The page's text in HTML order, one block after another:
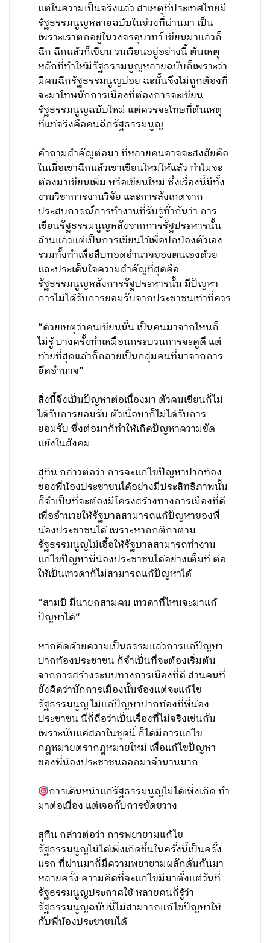
แต่ในความเป็นจริงแล้ว สาเหตุที่ประเทศไทยมี
รัฐธรรมนูญหลายฉบับในช่วงที่ผ่านมา เป็น
เพราะเราตกอยู่ในวงจรอุบาทว์ เขียนมาแล้วก็
ฉีก ฉีกแล้วก็เขียน วนเวียนอยู่อย่างนี้ ต้นเหตุ
หลักที่ทำให้มีรัฐธรรมนูญหลายฉบับก็เพราะว่า
มีคนฉีกรัฐธรรมนูญบ่อย ฉะนั้นจึงไม่ถูกต้องที่
จะมาโทษนักการเมืองที่ต้องการจะเขียน
รัฐธรรมนูญฉบับใหม่ แต่ควรจะโทษที่ต้นเหตุ
ที่แท้จริงคือคนฉีกรัฐธรรมนูญ
คำถามสำคัญต่อมา ที่หลายคนอาจจะสงสัยคือ
ในเมื่อเขาฉีกแล้วเขาเขียนใหม่ให้แล้ว ทำไมจะ
ต้องมาเขียนเพิ่ม หรือเขียนใหม่ ซึ่งเรื่องนี้มีทั้ง
งานวิชาการงานวิจัย และการสังเกตจาก
ประสบการณ์การทำงานที่รับรู้ทั่วกันว่า การ
เขียนรัฐธรรมนูญหลังจากการรัฐประหารนั้น
ล้วนแล้วแต่เป็นการเขียนไว้เพื่อปกป้องตัวเอง
รวมทั้งทำเพื่อสืบทอดอำนาจของตนเองด้วย
และประเด็นใจความสำคัญที่สุดคือ
รัฐธรรมนูญหลังการรัฐประหารนั้น มีปัญหา
การไม่ได้รับการยอมรับจากประชาชนเท่าที่ควร
“ด้วยเหตุว่าคนเขียนนั้น เป็นคนมาจากไหนก็
ไม่รู้ บางครั้งทำเหมือนกระบวนการจะดูดี แต่
ท้ายที่สุดแล้วก็กลายเป็นกลุ่มคนที่มาจากการ
ยึดอำนาจ”
สิ่งนี้จึงเป็นปัญหาต่อเนื่องมา ตัวคนเขียนก็ไม่
ได้รับการยอมรับ ตัวเนื้อหาก็ไม่ได้รับการ
ยอมรับ ซึ่งต่อมาก็ทำให้เกิดปัญหาความขัด
แย้งในสังคม
สุทิน กล่าวต่อว่า การจะแก้ไขปัญหาปากท้อง
ของพี่น้องประชาชนได้อย่างมีประสิทธิภาพนั้น
ก็จำเป็นที่จะต้องมีโครงสร้างทางการเมืองที่ดี
เพื่ออำนวยให้รัฐบาลสามารถแก้ปัญหาของพี่
น้องประชาชนได้ เพราะหากกติกาตาม
รัฐธรรมนูญไม่เอื้อให้รัฐบาลสามารถทำงาน
แก้ไขปัญหาพี่น้องประชาชนได้อย่างเต็มที่ ต่อ
ให้เป็นเทวดาก็ไม่สามารถแก้ปัญหาได้
“สามปี มีนายกสามคน เทวดาที่ไหนจะมาแก้
ปัญหาได้“
หากคิดด้วยความเป็นธรรมแล้วการแก้ปัญหา
ปากท้องประชาชน ก็จำเป็นที่จะต้องเริ่มต้น
จากการสร้างระบบทางการเมืองที่ดี ส่วนคนที่
ยังคิดว่านักการเมืองนั้นจ้องแต่จะแก้ไข
รัฐธรรมนูญ ไม่แก้ปัญหาปากท้องที่พี่น้อง
ประชาชน นี่ก็ถือว่าเป็นเรื่องที่ไม่จริงเช่นกัน
เพราะนับแค่สภาในชุดนี้ ก็ได้มีการแก้ไข
กฎหมายตรากฎหมายใหม่ เพื่อแก้ไขปัญหา
ของพี่น้องประชาชนออกมาจำนวนมาก
การเดินหน้าแก้รัฐธรรมนูญไม่ได้เพิ่งเกิด ทำ
มาต่อเนื่อง แต่เจอกับการขัดขวาง
สุทิน กล่าวต่อว่า การพยายามแก้ไข
รัฐธรรมนูญไม่ได้เพิ่งเกิดขึ้นในครั้งนี้เป็นครั้ง
แรก ที่ผ่านมาก็มีความพยายามผลักดันกันมา
หลายครั้ง ความคิดที่จะแก้ไขมีมาตั้งแต่วันที่
รัฐธรรมนูญประกาศใช้ หลายคนก็รู้ว่า
รัฐธรรมนูญฉบับนี้ไม่สามารถแก้ไขปัญหาให้
กับพี่น้องประชาชนได้